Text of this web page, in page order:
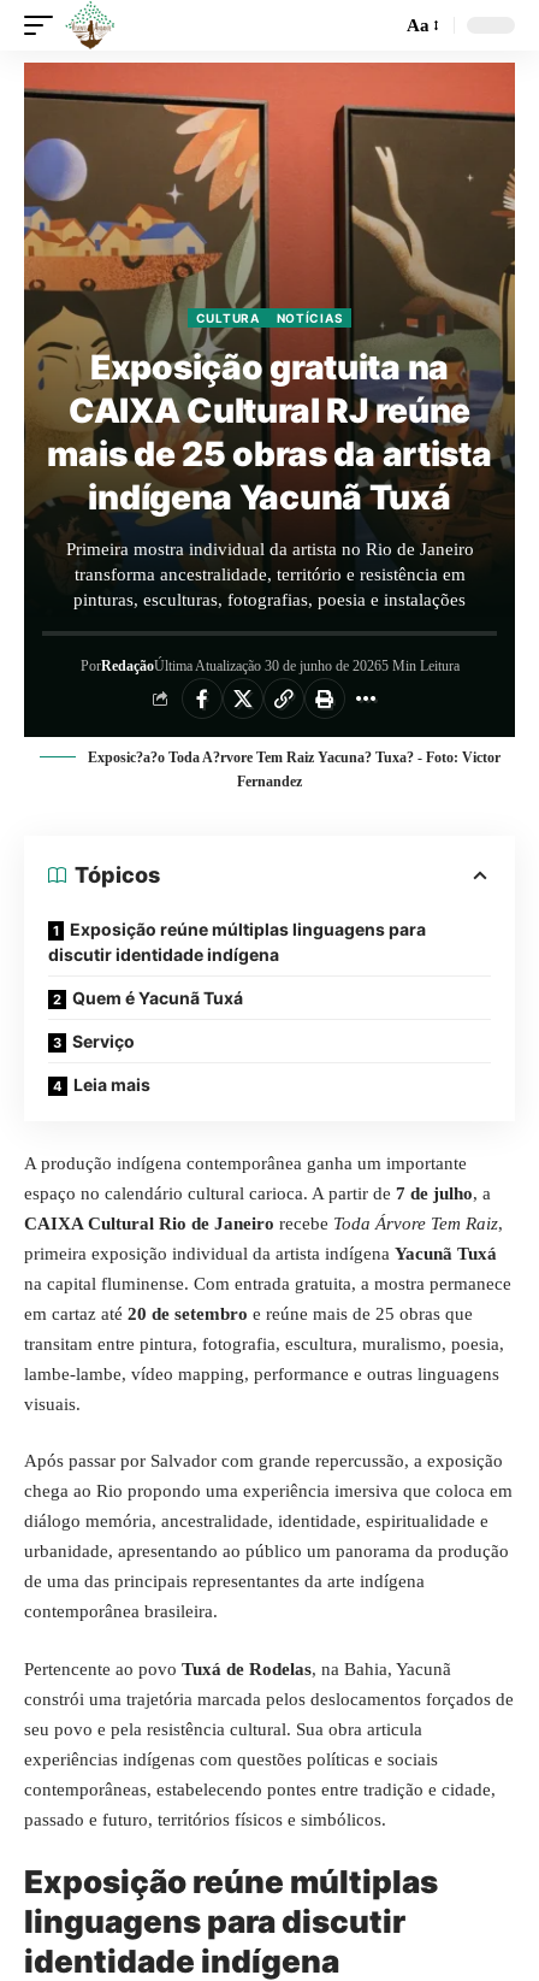
Aa
CULTURA NOTÍCIAS
Exposição gratuita na
CAIXA Cultural RJ reúne
mais de 25 obras da artista
indígena Yacunã Tuxá
Primeira mostra individual da artista no Rio de Janeiro
transforma ancestralidade, território e resistência em
pinturas, esculturas, fotografias, poesia e instalações
PorRedaçãoÚltima Atualização 30 de junho de 20265 Min Leitura
Exposic?a?o Toda A?rvore Tem Raiz Yacuna? Tuxa? - Foto: Victor
Fernandez
Tópicos
Exposição reúne múltiplas linguagens para
discutir identidade indígena
Quem é Yacunã Tuxá
Serviço
Leia mais
A produção indígena contemporânea ganha um importante
espaço no calendário cultural carioca. A partir de 7 de julho, a
CAIXA Cultural Rio de Janeiro recebe Toda Árvore Tem Raiz,
primeira exposição individual da artista indígena Yacunã Tuxá
na capital fluminense. Com entrada gratuita, a mostra permanece
em cartaz até 20 de setembro e reúne mais de 25 obras que
transitam entre pintura, fotografia, escultura, muralismo, poesia,
lambe-lambe, vídeo mapping, performance e outras linguagens
visuais.
Após passar por Salvador com grande repercussão, a exposição
chega ao Rio propondo uma experiência imersiva que coloca em
diálogo memória, ancestralidade, identidade, espiritualidade e
urbanidade, apresentando ao público um panorama da produção
de uma das principais representantes da arte indígena
contemporânea brasileira.
Pertencente ao povo Tuxá de Rodelas, na Bahia, Yacunã
constrói uma trajetória marcada pelos deslocamentos forçados de
seu povo e pela resistência cultural. Sua obra articula
experiências indígenas com questões políticas e sociais
contemporâneas, estabelecendo pontes entre tradição e cidade,
passado e futuro, territórios físicos e simbólicos.
Exposição reúne múltiplas
linguagens para discutir
identidade indígena